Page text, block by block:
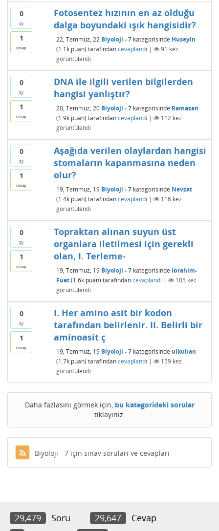
0
oy
1
cevap
Fotosentez hızının en az olduğu
dalga boyundaki ışık hangisidir?
22, Temmuz, 22 Biyoloji - 7kategorisinde Huseyin
(1.1kpuan) tarafından cevaplandı | 91 kez
görüntülendi
0
oy
1
cevap
DNA ile ilgili verilen bilgilerden
hangisi yanlıştır?
20, Temmuz, 20 Biyoloji - 7kategorisinde Ramazan
(1.9kpuan) tarafından cevaplandı | 112kez
görüntülendi
0
oy
1
cevap
Aşağıda verilen olaylardan hangisi
stomaların kapanmasına neden
olur?
19, Temmuz, 19 Biyoloji - 7kategorisinde Nevzat
(1.4kpuan) tarafından cevaplandı | 116kez
görüntülendi
0
oy
1
cevap
Topraktan alınan suyun üst
organlara iletilmesi için gerekli
olan, I. Terleme-
19, Temmuz, 19 Biyoloji - 7kategorisinde ibrahim-
Fuat (1.6kpuan) tarafından cevaplandı | 105 kez
görüntülendi
0
oy
1
cevap
I. Her amino asit bir kodon
tarafından belirlenir. II. Belirli bir
aminoasit ç
19, Temmuz, 19 Biyoloji - 7kategorisinde ulkuhan
(1.7kpuan) tarafından cevaplandı | 159kez
görüntülendi
Daha fazlasını görmek için, bu kategorideki sorular
tıklayınız.
Biyoloji - 7 için sınav soruları ve cevapları
29,479 Soru 29,647
Cevap